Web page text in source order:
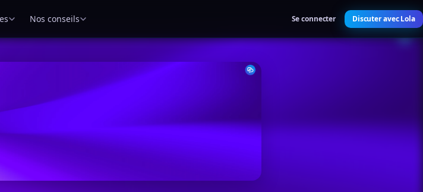
Nos conseils Se connecter Discuter avec Lola